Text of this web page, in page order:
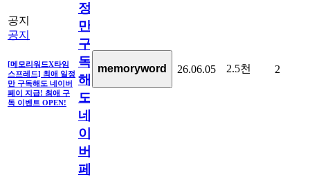
공지
공지
[메모리워드X타임
스프레드] 최애 일정
만 구독해도 네이버
페이 지급! 최애 구
독 이벤트 OPEN!
정
만
구
독
해
도
네
이
버
페
memoryword 26.06.05 2.5천 2